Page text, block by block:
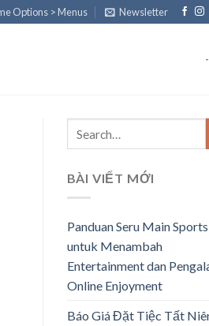
Options > Menus Newsletter
-
BÀI VIẾT MỚI
Panduan Seru Main Sports
untuk Menambah
Entertainment dan
Online Enjoyment
Báo Giá Đặt Tiệc Tất